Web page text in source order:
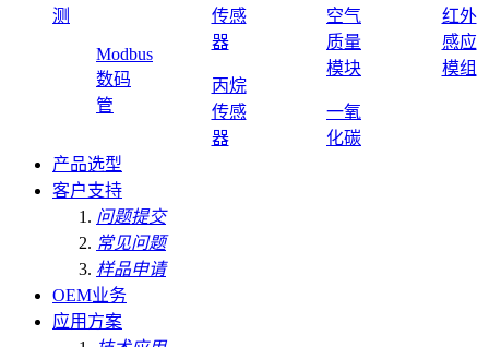
测
Modbus
数码
管
传感
器
丙烷
传感
器
空气
质量
模块
一氧
化碳
红外
感应
模组
产品选型
客户支持
问题提交
常见问题
样品申请
OEM业务
应用方案